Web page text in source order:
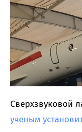
Сверхзвуковой
ученым